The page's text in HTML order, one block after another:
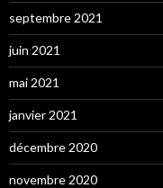
septembre 2021
juin 2021
mai 2021
janvier 2021
décembre 2020
novembre 2020